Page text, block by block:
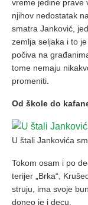
vreme jedine prave
njihov nedostatak
smatra Janković,
zemlja seljaka i to
počiva na
tome nemaju
promeniti.
Od škole do
U štali Jankovića
Tokom osam i po
terijer „Brka“,
struju, ima svoje
doneo je i decu.